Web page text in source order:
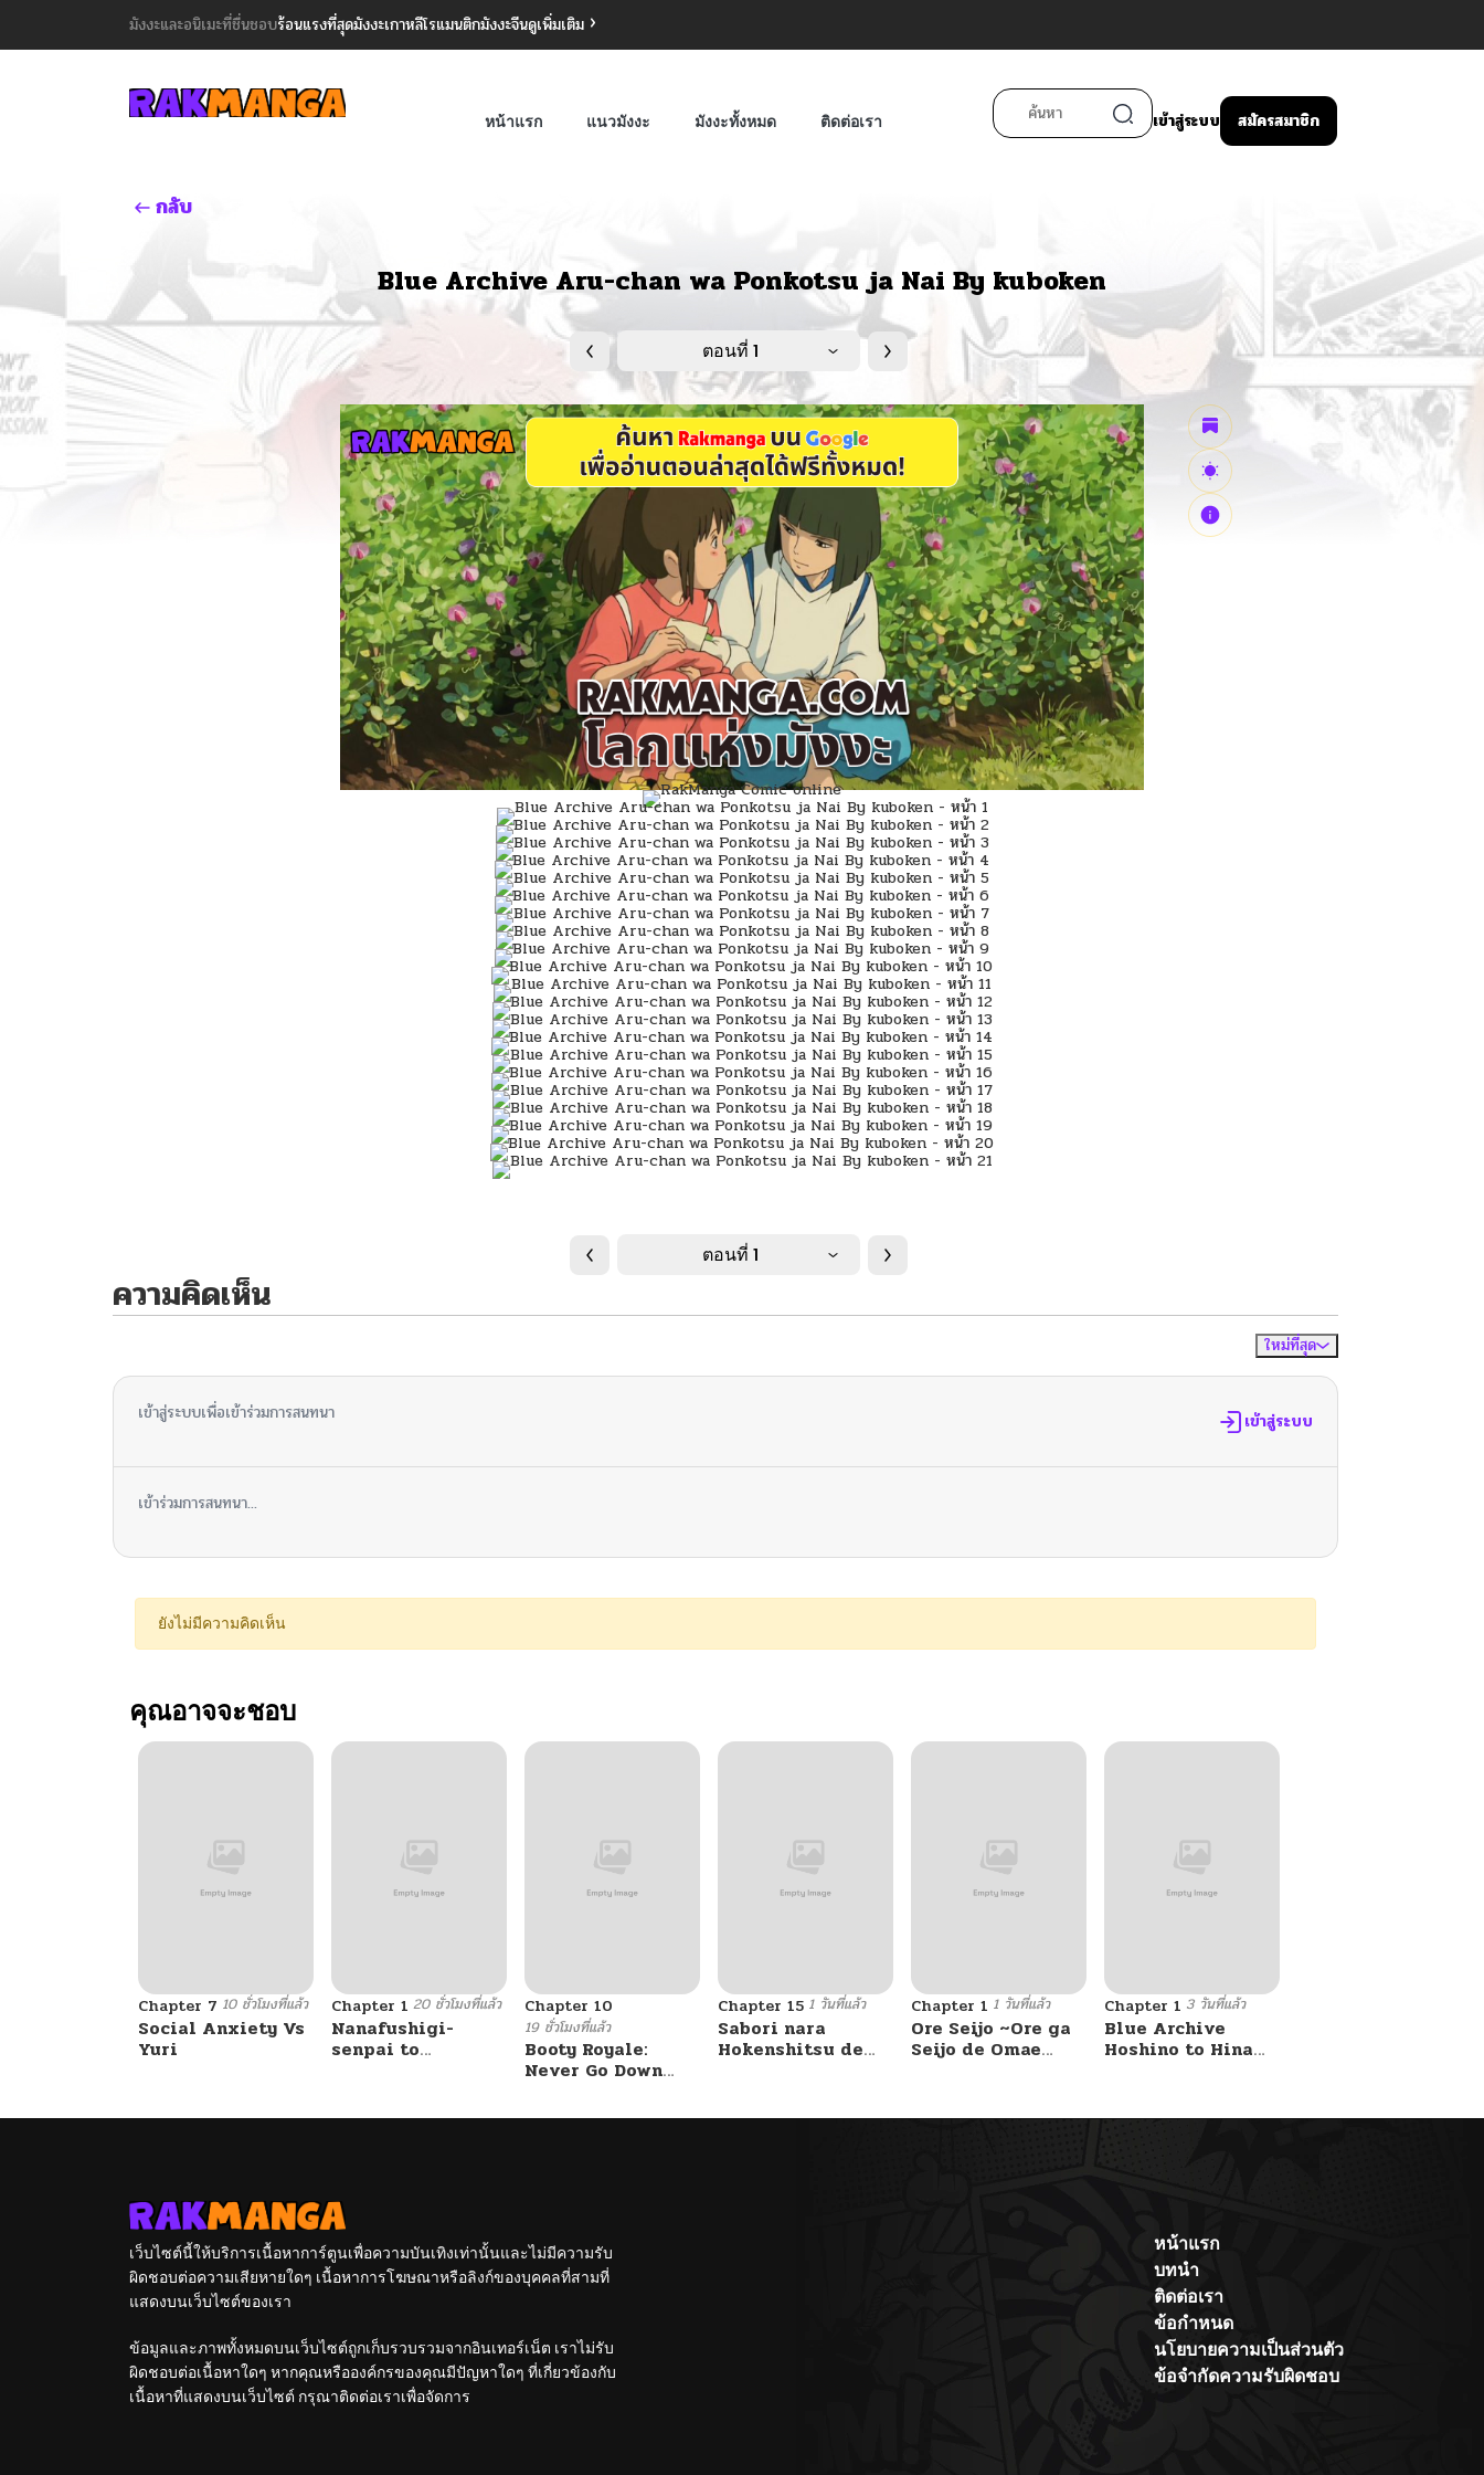
มังงะและอนิเมะที่ชื่นชอบร้อนแรงที่สุดมังงะเกาหลีโรแมนติกมังงะจีนดูเพิ่มเติม
หน้าแรก แนวมังงะ มังงะทั้งหมด ติดต่อเรา เข้าสู่ระบบ สมัครสมาชิก
กลับ
Blue Archive Aru-chan wa Ponkotsu ja Nai By kuboken
ตอนที่ 1
ตอนที่ 1
ความคิดเห็น
ใหม่ที่สุด
เข้าสู่ระบบเพื่อเข้าร่วมการสนทนา เข้าสู่ระบบ
เข้าร่วมการสนทนา...
ยังไม่มีความคิดเห็น
คุณอาจจะชอบ
Chapter 7 10 ชั่วโมงที่แล้ว
Social Anxiety Vs
Yuri
Chapter 1 20 ชั่วโมงที่แล้ว
Nanafushigi-
senpai to
Chapter 10
19 ชั่วโมงที่แล้ว
Booty Royale:
Never Go Down
Chapter 15 1 วันที่แล้ว
Sabori nara
Hokenshitsu de
Chapter 1 1 วันที่แล้ว
Ore Seijo ~Ore ga
Seijo de Omae
Otome Game
Chapter 1 3 วันที่แล้ว
Blue Archive
Hoshino to Hina
hon. By Luminocity
เว็บไซต์นี้ให้บริการเนื้อหาการ์ตูนเพื่อความบันเทิงเท่านั้นและไม่มีความรับ
ผิดชอบต่อความเสียหายใดๆ เนื้อหาการโฆษณาหรือลิงก์ของบุคคลที่สามที่
แสดงบนเว็บไซต์ของเรา
ข้อมูลและภาพทั้งหมดบนเว็บไซต์ถูกเก็บรวบรวมจากอินเทอร์เน็ต เราไม่รับ
ผิดชอบต่อเนื้อหาใดๆ หากคุณหรือองค์กรของคุณมีปัญหาใดๆ ที่เกี่ยวข้องกับ
เนื้อหาที่แสดงบนเว็บไซต์ กรุณาติดต่อเราเพื่อจัดการ
หน้าแรก
บทนำ
ติดต่อเรา
ข้อกำหนด
นโยบายความเป็นส่วนตัว
ข้อจำกัดความรับผิดชอบ